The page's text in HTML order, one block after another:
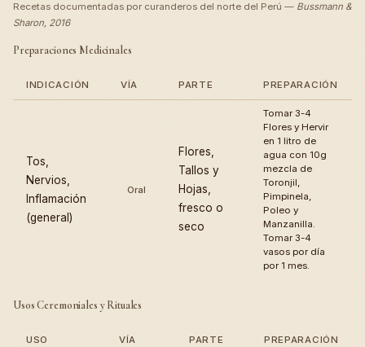
Recetas documentadas por curanderos del norte del Perú — Bussmann &
Sharon, 2016
Preparaciones Medicinales
INDICACIÓN VÍA PARTE PREPARACIÓN
Tos,
Nervios,
Inflamación
(general)
Oral
Flores,
Tallos y
Hojas,
fresco o
seco
Tomar 3-4
Flores y Hervir
en 1 litro de
agua con 10g
mezcla de
Toronjil,
Pimpinela,
Poleo y
Manzanilla.
Tomar 3-4
vasos por día
por 1 mes.
Usos Ceremoniales y Rituales
USO VÍA PARTE PREPARACIÓN